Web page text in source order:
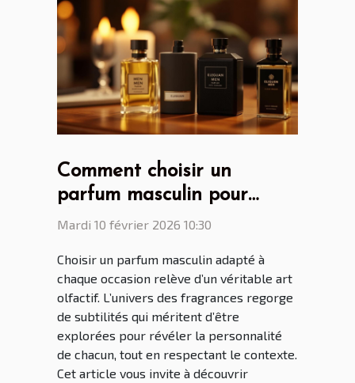
Comment choisir un
parfum masculin pour
chaque occasion ?
Mardi 10 février 2026 10:30
Choisir un parfum masculin adapté à
chaque occasion relève d’un véritable art
olfactif. L’univers des fragrances regorge
de subtilités qui méritent d’être
explorées pour révéler la personnalité
de chacun, tout en respectant le contexte.
Cet article vous invite à découvrir